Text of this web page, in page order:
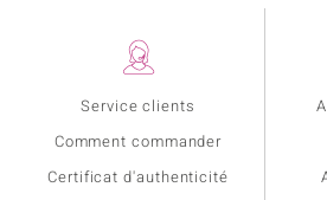
Service clients
Comment commander
Certificat d'authenticité